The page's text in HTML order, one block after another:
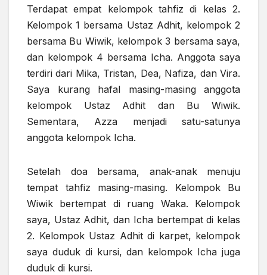
Terdapat empat kelompok tahfiz di kelas 2.
Kelompok 1 bersama Ustaz Adhit, kelompok 2
bersama Bu Wiwik, kelompok 3 bersama saya,
dan kelompok 4 bersama Icha. Anggota saya
terdiri dari Mika, Tristan, Dea, Nafiza, dan Vira.
Saya kurang hafal masing-masing anggota
kelompok Ustaz Adhit dan Bu Wiwik.
Sementara, Azza menjadi satu-satunya
anggota kelompok Icha.
Setelah doa bersama, anak-anak menuju
tempat tahfiz masing-masing. Kelompok Bu
Wiwik bertempat di ruang Waka. Kelompok
saya, Ustaz Adhit, dan Icha bertempat di kelas
2. Kelompok Ustaz Adhit di karpet, kelompok
saya duduk di kursi, dan kelompok Icha juga
duduk di kursi.